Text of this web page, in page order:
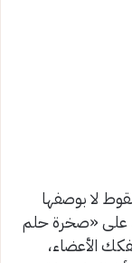
لا بوصفها
على «صخرة حلم
الأعضاء،